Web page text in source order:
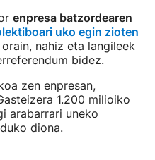
enpresa batzordearen
uko egin zioten
nahiz eta langileek
bidez.
zen enpresan,
1.200 milioiko
arabarrari uneko
diona.